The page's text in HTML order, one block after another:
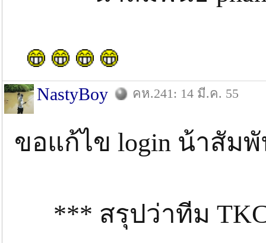
NastyBoy คห.241: 14 มี.ค. 55
ขอแก้ไข login น้าสัมพั
*** สรุปว่าทีม